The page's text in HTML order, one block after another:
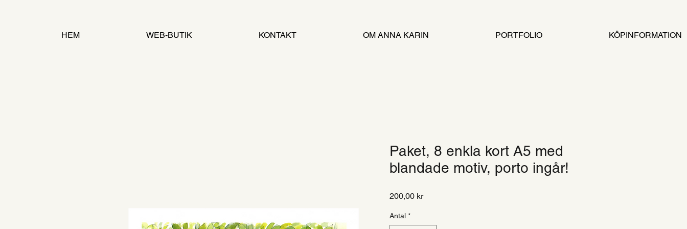
HEM WEB-BUTIK KONTAKT OM ANNA KARIN PORTFOLIO KÖPINFORMATION
Paket, 8 enkla kort A5 med
blandade motiv, porto ingår!
200,00 krPris
Antal *